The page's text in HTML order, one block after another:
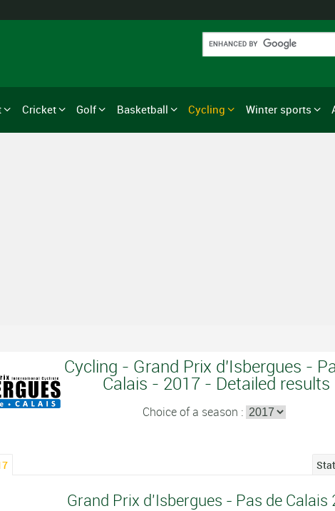
Cricket Golf Basketball Cycling Winter sports
Cycling - Grand Prix d'Isbergues -
Calais - 2017 - Detailed results
Choice of a season :
Grand Prix d'Isbergues - Pas de Calais